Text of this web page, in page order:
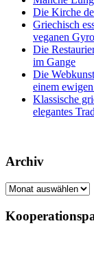
Die Kirche
Griechisch
veganen
Die
im Gange
Die
einem
Klassische
elegantes
Archiv
Archiv